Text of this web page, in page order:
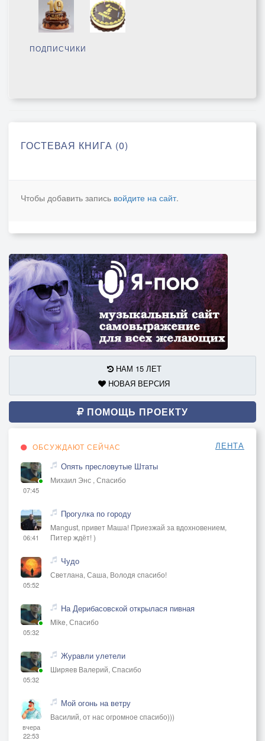
ПОДПИСЧИКИ
ГОСТЕВАЯ КНИГА (0)
Чтобы добавить запись войдите на сайт.
НАМ 15 ЛЕТ
НОВАЯ ВЕРСИЯ
ПОМОЩЬ ПРОЕКТУ
ОБСУЖДАЮТ СЕЙЧАС ЛЕНТА
07:45
Опять пресловутые Штаты
Михаил Энс , Спасибо
06:41
Прогулка по городу
Mangust, привет Маша! Приезжай за вдохновением,
Питер ждёт! )
05:52
Чудо
Светлана, Саша, Володя спасибо!
05:32
На Дерибасовской открылася пивная
Mike, Спасибо
05:32
Журавли улетели
Ширяев Валерий, Спасибо
вчера
22:53
Мой огонь на ветру
Василий, от нас огромное спасибо)))